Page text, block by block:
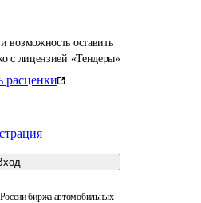
возможность оставить
с лицензией «Тендеры»
расценки
биржа автомобильных